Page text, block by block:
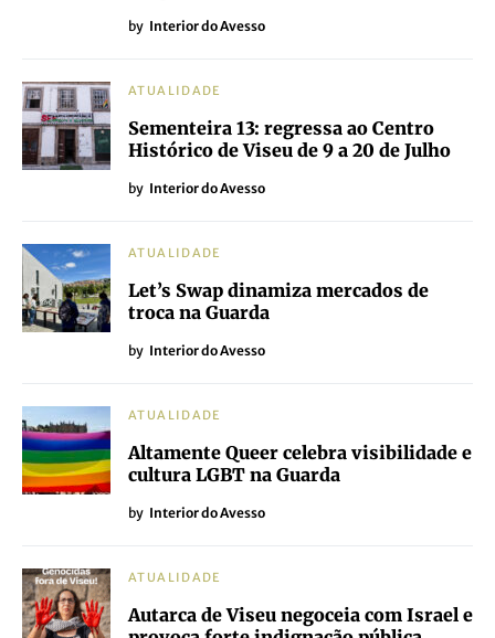
by Interior do Avesso
ATUALIDADE
Sementeira 13: regressa ao Centro
Histórico de Viseu de 9 a 20 de Julho
by Interior do Avesso
ATUALIDADE
Let’s Swap dinamiza mercados de
troca na Guarda
by Interior do Avesso
ATUALIDADE
Altamente Queer celebra visibilidade e
cultura LGBT na Guarda
by Interior do Avesso
ATUALIDADE
Autarca de Viseu negoceia com Israel e